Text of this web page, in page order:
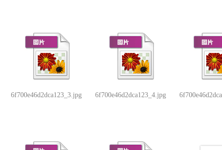
6f700e46d2dca123_3.jpg 6f700e46d2dca123_4.jpg